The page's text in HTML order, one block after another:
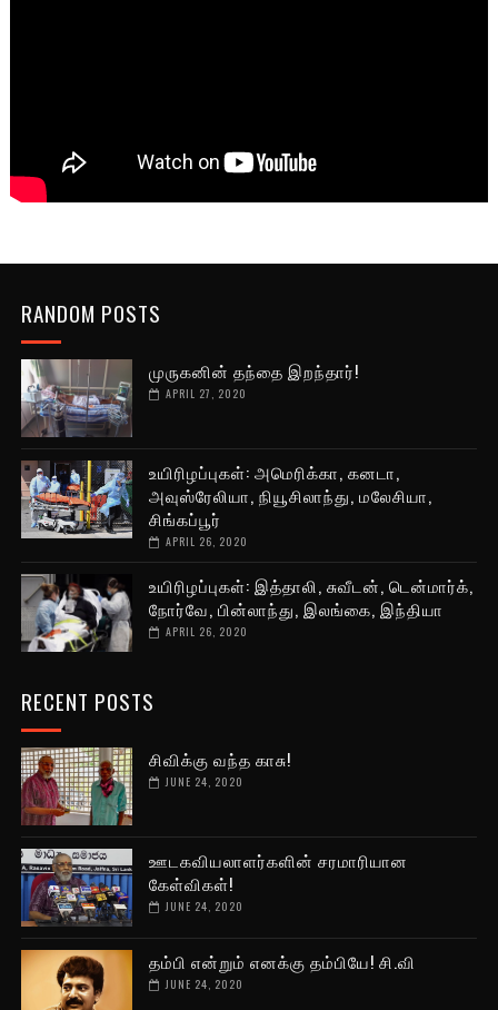
RANDOM POSTS
முருகனின் தந்தை இறந்தார்!
APRIL 27, 2020
உயிரிழப்புகள்: அமெரிக்கா, கனடா,
அவுஸ்ரேலியா, நியூசிலாந்து, மலேசியா,
சிங்கப்பூர்
APRIL 26, 2020
உயிரிழப்புகள்: இத்தாலி, சுவீடன், டென்மார்க்,
நோர்வே, பின்லாந்து, இலங்கை, இந்தியா
APRIL 26, 2020
RECENT POSTS
சிவிக்கு வந்த காசு!
JUNE 24, 2020
ஊடகவியலாளர்களின் சரமாரியான
கேள்விகள்!
JUNE 24, 2020
தம்பி என்றும் எனக்கு தம்பியே! சி.வி
JUNE 24, 2020